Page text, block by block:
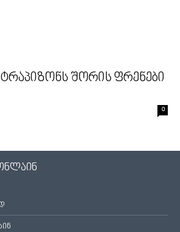
შორის ფრენები
0